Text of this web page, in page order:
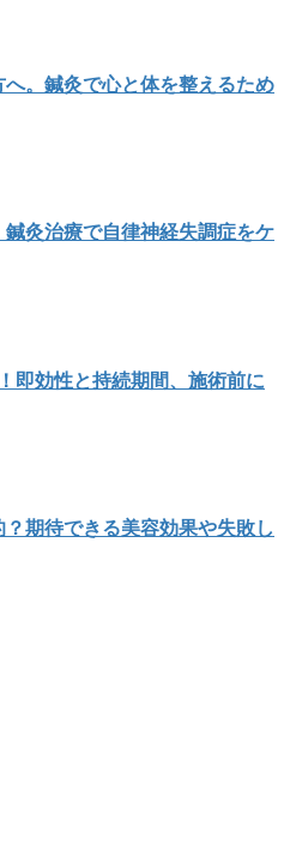
。鍼灸で心と体を整えるため
灸治療で自律神経失調症をケ
即効性と持続期間、施術前に
期待できる美容効果や失敗し